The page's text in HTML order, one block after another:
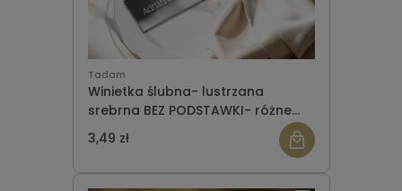
Tadam
Winietka ślubna- lustrzana
srebrna BEZ PODSTAWKI- różne
czcionki
3,49 zł